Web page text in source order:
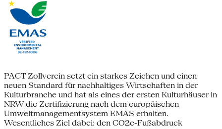
PACT Zollverein setzt ein starkes Zeichen und einen
neuen Standard für nachhaltiges Wirtschaften in der
Kulturbranche und hat als eines der ersten Kulturhäuser in
NRW die Zertifizierung nach dem europäischen
Umweltmanagementsystem EMAS erhalten.
Wesentliches Ziel dabei: den CO2e-Fußabdruck